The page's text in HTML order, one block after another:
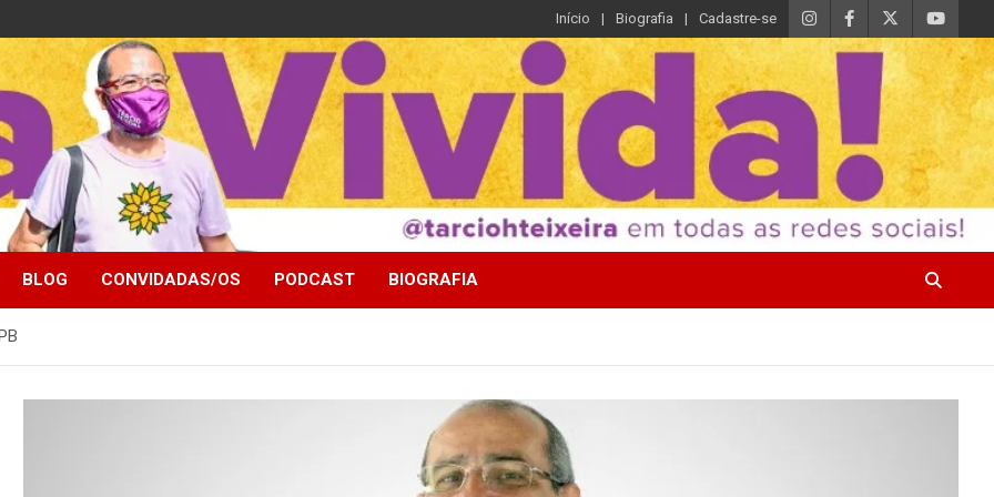
Início Biografia Cadastre-se
BLOG CONVIDADAS/OS PODCAST BIOGRAFIA